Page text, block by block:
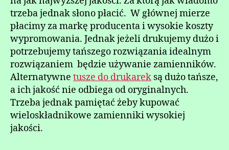
trzeba jednak słono płacić. W głównej mierze
płacimy za markę producenta i wysokie koszty
wypromowania. Jednak jeżeli drukujemy dużo i
potrzebujemy tańszego rozwiązania idealnym
rozwiązaniem będzie używanie zamienników.
Alternatywne tusze do drukarek są dużo tańsze,
a ich jakość nie odbiega od oryginalnych.
Trzeba jednak pamiętać żeby kupować
wieloskładnikowe zamienniki wysokiej
jakości.